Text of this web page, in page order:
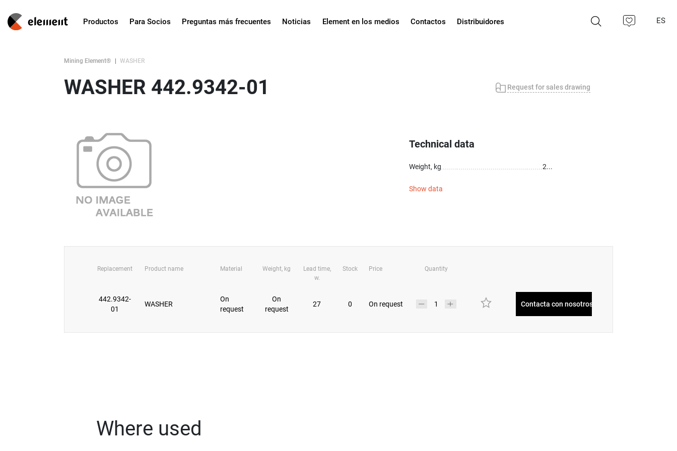
Productos Para Socios Preguntas más frecuentes Noticias Element en los medios Contactos Distribuidores ES
Mining Element® WASHER
WASHER 442.9342-01 Request for sales drawing
Technical data
Weight, kg 2...
Show data
Replacement Product name Material Weight, kg
Lead time,
w.
Stock Price Quantity
442.9342-
01
WASHER
On
request
On
request
27 0 On request Contacta con nosotros
Where used